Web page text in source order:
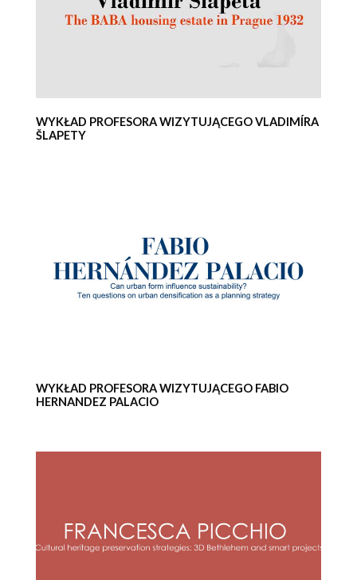
WYKŁAD PROFESORA WIZYTUJĄCEGO VLADIMÍRA
ŠLAPETY
WYKŁAD PROFESORA WIZYTUJĄCEGO FABIO
HERNANDEZ PALACIO